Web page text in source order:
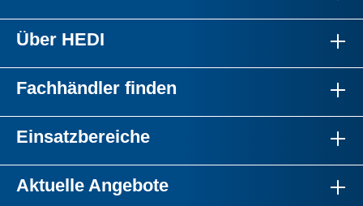
Über HEDI
Fachhändler finden
Einsatzbereiche
Aktuelle Angebote